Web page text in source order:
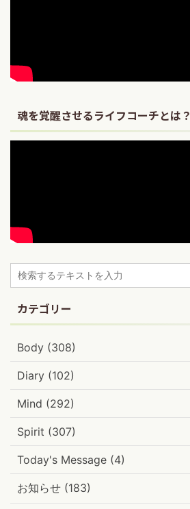
魂を覚醒させるライフコーチとは？
カテゴリー
Body (308)
Diary (102)
Mind (292)
Spirit (307)
Today's Message (4)
お知らせ (183)